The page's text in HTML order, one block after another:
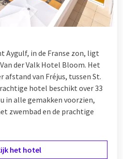
Aygulf, in de Franse zon, ligt
der Valk Hotel Bloom. Het
van Fréjus, tussen St.
hotel beschikt over 33
in alle gemakken voorzien,
zwembad en de prachtige
het hotel